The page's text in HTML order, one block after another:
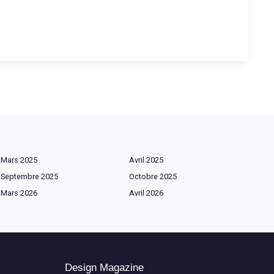
Mars 2025
Avril 2025
Septembre 2025
Octobre 2025
Mars 2026
Avril 2026
Design Magazine